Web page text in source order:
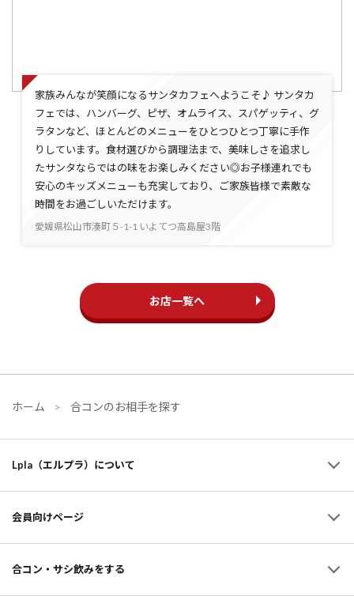
家族みんなが笑顔になるサンタカフェへようこそ♪ サンタカ
フェでは、ハンバーグ、ピザ、オムライス、スパゲッティ、グ
ラタンなど、ほとんどのメニューをひとつひとつ丁寧に手作
りしています。食材選びから調理法まで、美味しさを追求し
たサンタならではの味をお楽しみください◎お子様連れでも
安心のキッズメニューも充実しており、ご家族皆様で素敵な
時間をお過ごしいただけます。
愛媛県松山市湊町５-1-1 いよてつ高島屋3階
お店一覧へ
ホーム 合コンのお相手を探す
合コン・サシ飲みをする
会員向けページ
Lpla（エルプラ）について